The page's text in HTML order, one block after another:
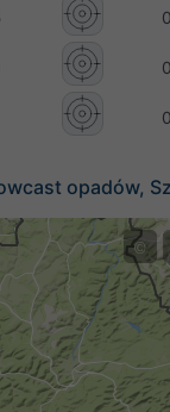
opadów,
©